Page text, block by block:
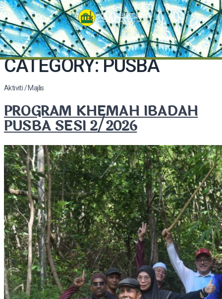
CATEGORY:PUSBA
Aktiviti / Majlis
PROGRAM KHEMAH IBADAH
PUSBA SESI 2/2026